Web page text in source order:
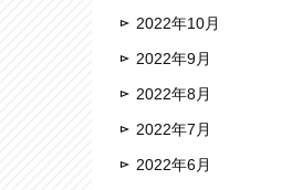
2022年10月
2022年9月
2022年8月
2022年7月
2022年6月